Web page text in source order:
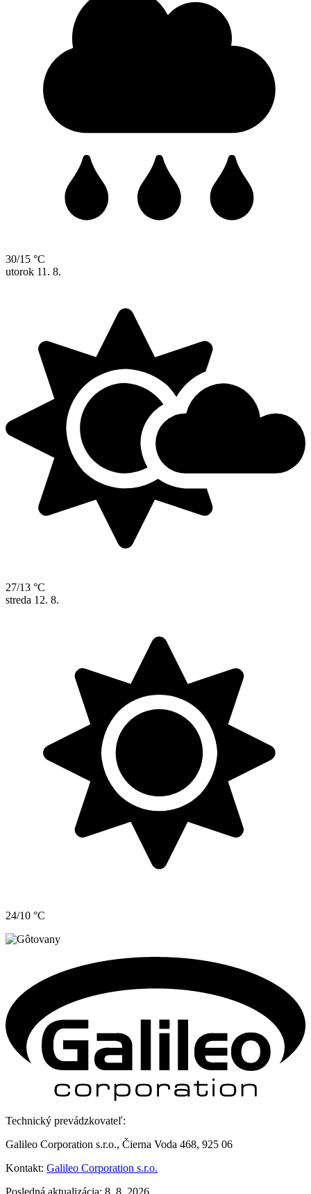
30/15 °C
utorok 11. 8.
27/13 °C
streda 12. 8.
24/10 °C
Technický prevádzkovateľ:
Galileo Corporation s.r.o., Čierna Voda 468, 925 06
Kontakt: Galileo Corporation s.r.o.